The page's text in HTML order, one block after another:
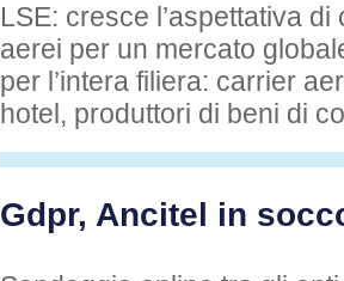
LSE: cresce l’aspettativa
aerei per un mercato
per l’intera filiera: carrier
hotel, produttori di beni di
Gdpr, Ancitel in